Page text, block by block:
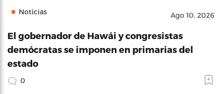
Noticias Ago 10, 2026
El gobernador de Hawái y congresistas
demócratas se imponen en primarias del
estado
0